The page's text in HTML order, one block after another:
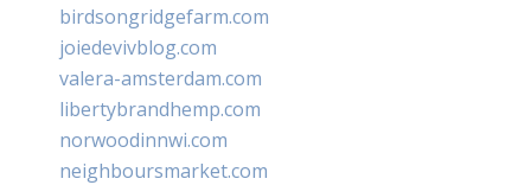
birdsongridgefarm.com
joiedevivblog.com
valera-amsterdam.com
libertybrandhemp.com
norwoodinnwi.com
neighboursmarket.com